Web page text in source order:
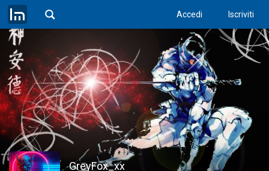
Accedi Iscriviti
GreyFox_xx